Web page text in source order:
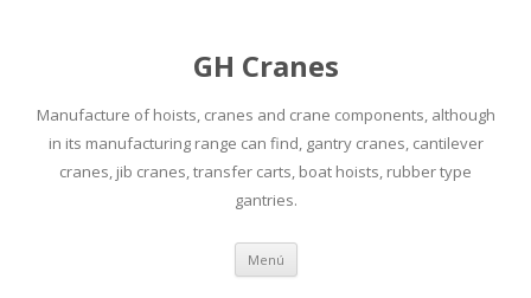
GH Cranes
Manufacture of hoists, cranes and crane components, although
in its manufacturing range can find, gantry cranes, cantilever
cranes, jib cranes, transfer carts, boat hoists, rubber type
gantries.
Menú Saltar
contenido